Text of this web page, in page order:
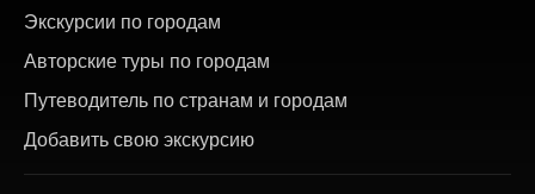
Экскурсии по городам
Авторские туры по городам
Путеводитель по странам и городам
Добавить свою экскурсию